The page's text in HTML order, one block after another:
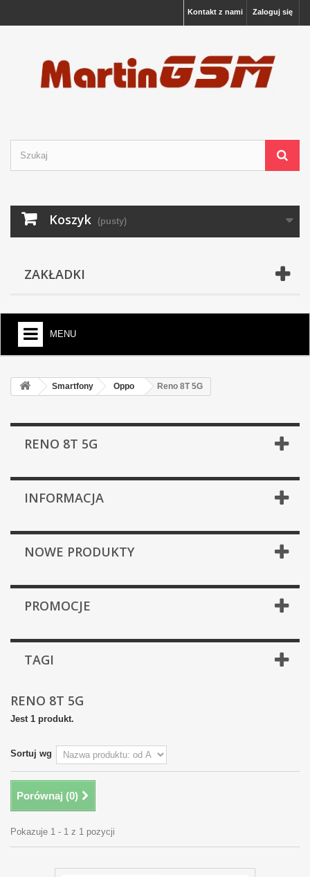
Zaloguj się
Kontakt z nami
Koszyk (pusty)
ZAKŁADKI
MENU
Smartfony Oppo Reno 8T 5G
RENO 8T 5G
INFORMACJA
NOWE PRODUKTY
PROMOCJE
TAGI
RENO 8T 5G
Jest 1 produkt.
Sortuj wg
Porównaj (0)
Pokazuje 1 - 1 z 1 pozycji